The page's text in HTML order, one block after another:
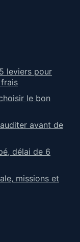
leviers pour
le bon
avant de
délai de 6
missions et